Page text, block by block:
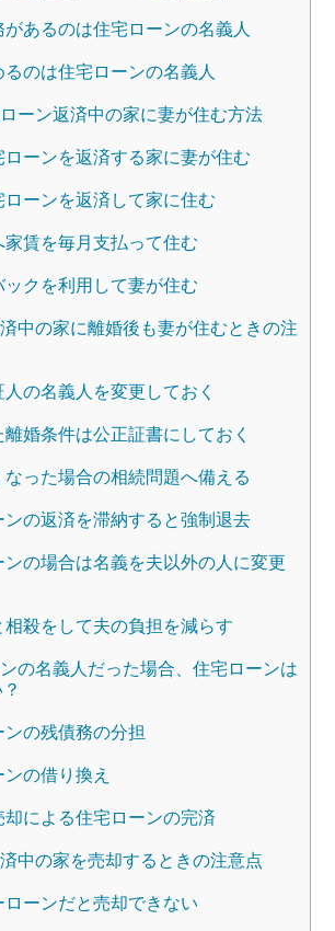
あるのは住宅ローンの名義人
のは住宅ローンの名義人
ーン返済中の家に妻が住む方法
ローンを返済する家に妻が住む
ーンを返済して家に住む
賃を毎月支払って住む
クを利用して妻が住む
中の家に離婚後も妻が住むときの注
の名義人を変更しておく
婚条件は公正証書にしておく
なった場合の相続問題へ備える
の返済を滞納すると強制退去
の場合は名義を夫以外の人に変更
殺をして夫の負担を減らす
の名義人だった場合、住宅ローンは
の残債務の分担
の借り換え
による住宅ローンの完済
中の家を売却するときの注意点
ローンだと売却できない